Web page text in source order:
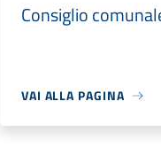
Consiglio
VAI ALLA PAGINA